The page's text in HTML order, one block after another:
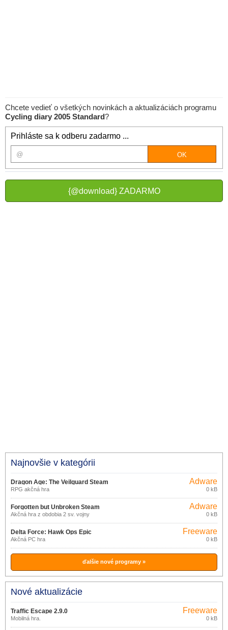
Chcete vedieť o všetkých novinkách a aktualizáciách programu
Cycling diary 2005 Standard?
Prihláste sa k odberu zadarmo ...
{@download} ZADARMO
Najnovšie v kategórii
Dragon Age: The Veilguard Steam
RPG akčná hra
Adware
0 kB
Forgotten but Unbroken Steam
Akčná hra z obdobia 2 sv. vojny
Adware
0 kB
Delta Force: Hawk Ops Epic
Games Store
Akčná PC hra
Freeware
0 kB
ďalšie nové programy »
Nové aktualizácie
Traffic Escape 2.9.0
Mobilná hra.
Freeware
0 kB